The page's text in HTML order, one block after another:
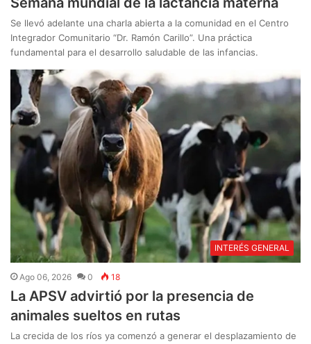
Se llevó adelante una charla abierta a la comunidad en el Centro
Integrador Comunitario “Dr. Ramón Carillo”. Una práctica
fundamental para el desarrollo saludable de las infancias.
INTERÉS GENERAL
Ago 06, 2026 0 18
La APSV advirtió por la presencia de
animales sueltos en rutas
La crecida de los ríos ya comenzó a generar el desplazamiento de